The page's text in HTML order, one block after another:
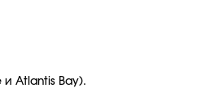
и Atlantis Bay).